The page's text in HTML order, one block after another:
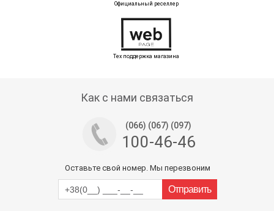
Официальный реселлер
Тех поддержка магазина
Как с нами связаться
(066) (067) (097)
100-46-46
Оставьте свой номер. Мы перезвоним